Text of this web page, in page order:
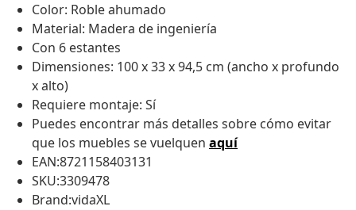
Color: Roble ahumado
Material: Madera de ingeniería
Con 6 estantes
Dimensiones: 100 x 33 x 94,5 cm (ancho x profundo
x alto)
Requiere montaje: Sí
Puedes encontrar más detalles sobre cómo evitar
que los muebles se vuelquen aquí
EAN:8721158403131
SKU:3309478
Brand:vidaXL